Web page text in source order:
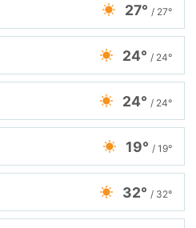
27° / 27°
24° / 24°
24° / 24°
19° / 19°
32° / 32°